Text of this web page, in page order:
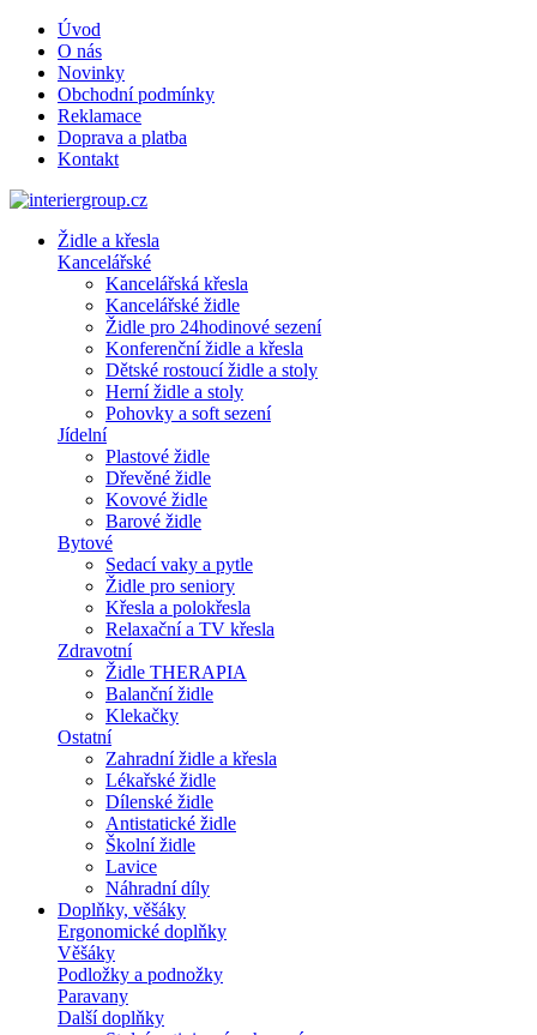
Úvod
O nás
Novinky
Obchodní podmínky
Reklamace
Doprava a platba
Kontakt
Židle a křesla
Kancelářské
Kancelářská křesla
Kancelářské židle
Židle pro 24hodinové sezení
Konferenční židle a křesla
Dětské rostoucí židle a stoly
Herní židle a stoly
Pohovky a soft sezení
Jídelní
Plastové židle
Dřevěné židle
Kovové židle
Barové židle
Bytové
Sedací vaky a pytle
Židle pro seniory
Křesla a polokřesla
Relaxační a TV křesla
Zdravotní
Židle THERAPIA
Balanční židle
Klekačky
Ostatní
Zahradní židle a křesla
Lékařské židle
Dílenské židle
Antistatické židle
Školní židle
Lavice
Náhradní díly
Doplňky, věšáky
Ergonomické doplňky
Věšáky
Podložky a podnožky
Paravany
Další doplňky